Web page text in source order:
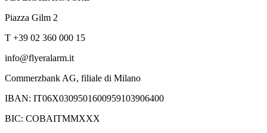
Piazza Gilm 2
T +39 02 360 000 15
info@flyeralarm.it
Commerzbank AG, filiale di Milano
IBAN: IT06X0309501600959103906400
BIC: COBAITMMXXX